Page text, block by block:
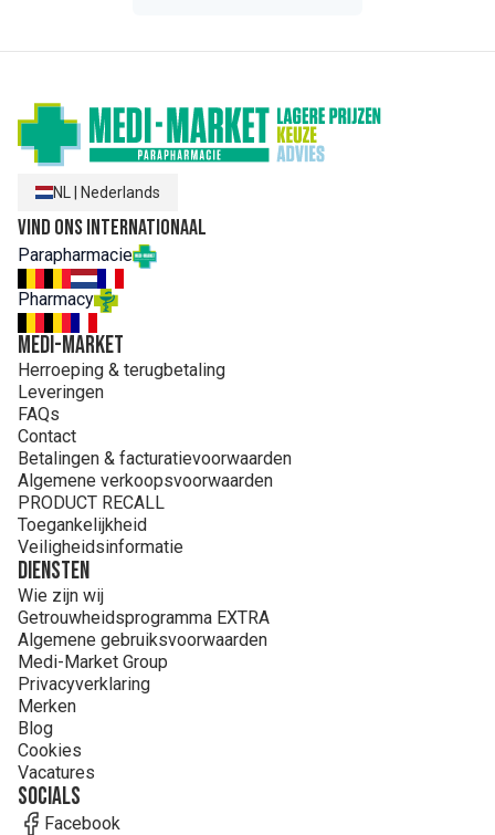
Phenoxyethanol, Ethylhexylglycerin, Parfum
NL Nederlands
Vind ons internationaal
Parapharmacie
Pharmacy
MEDI-MARKET
Herroeping & terugbetaling
Leveringen
FAQs
Contact
Betalingen & facturatievoorwaarden
Algemene verkoopsvoorwaarden
PRODUCT RECALL
Toegankelijkheid
Veiligheidsinformatie
Diensten
Wie zijn wij
Getrouwheidsprogramma EXTRA
Algemene gebruiksvoorwaarden
Medi-Market Group
Privacyverklaring
Merken
Blog
Cookies
Vacatures
Socials
Facebook